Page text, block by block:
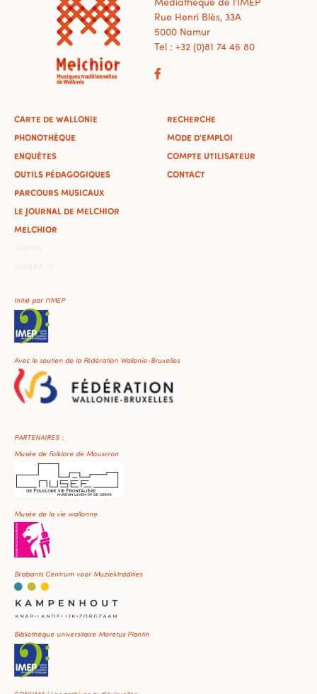
Rue Henri Blès, 33A
5000 Namur
Tel : +32 (0)81 74 46 80
CARTE DE WALLONIE
PHONOTHÈQUE
ENQUÊTES
OUTILS PÉDAGOGIQUES
PARCOURS MUSICAUX
LE JOURNAL DE MELCHIOR
MELCHIOR
RECHERCHE
MODE D'EMPLOI
COMPTE UTILISATEUR
CONTACT
Initié par l'IMEP
Avec le soutien de la Fédération Wallonie-Bruxelles
PARTENAIRES :
Musée de Folklore de Mouscron
Musée de la vie wallonne
Brabants Centrum voor Muziektradities
Bibliothèque universitaire Moretus Plantin